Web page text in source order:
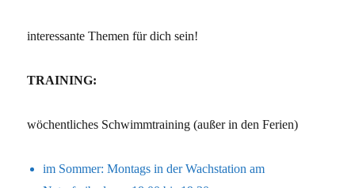
interessante Themen für dich sein!
TRAINING:
wöchentliches Schwimmtraining (außer in den Ferien)
im Sommer: Montags in der Wachstation am